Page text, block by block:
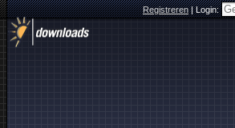
Registreren|Login: